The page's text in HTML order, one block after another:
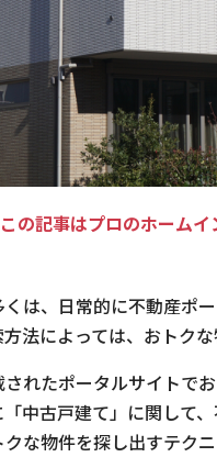
この記事はプロのホーム
は、日常的に不動産ポ
法によっては、おトク
れたポータルサイトで
中古戸建て」に関して
な物件を探し出すテク